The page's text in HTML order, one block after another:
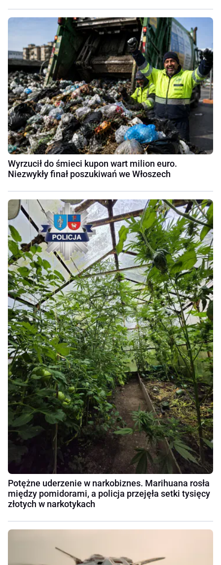
Wyrzucił do śmieci kupon wart milion euro.
Niezwykły finał poszukiwań we Włoszech
Potężne uderzenie w narkobiznes. Marihuana rosła
między pomidorami, a policja przejęła setki tysięcy
złotych w narkotykach